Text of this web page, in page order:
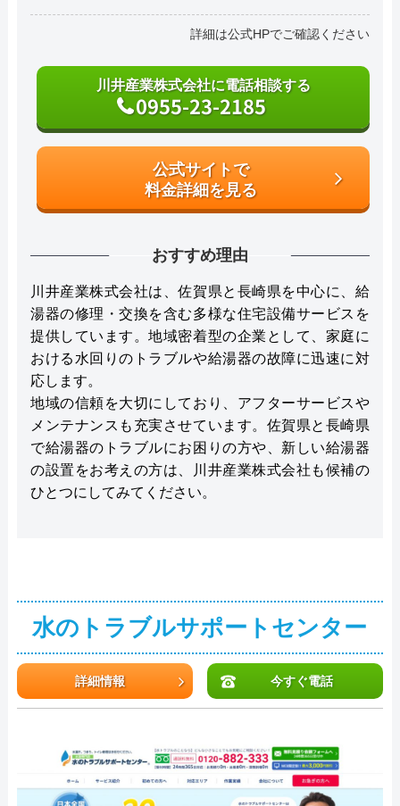
詳細は公式HPでご確認ください
川井産業株式会社に電話相談する
0955-23-2185
公式サイトで
料金詳細を見る
おすすめ理由
川井産業株式会社は、佐賀県と長崎県を中心に、給
湯器の修理・交換を含む多様な住宅設備サービスを
提供しています。地域密着型の企業として、家庭に
おける水回りのトラブルや給湯器の故障に迅速に対
応します。
地域の信頼を大切にしており、アフターサービスや
メンテナンスも充実させています。佐賀県と長崎県
で給湯器のトラブルにお困りの方や、新しい給湯器
の設置をお考えの方は、川井産業株式会社も候補の
ひとつにしてみてください。
水のトラブルサポートセンター
詳細情報 今すぐ電話